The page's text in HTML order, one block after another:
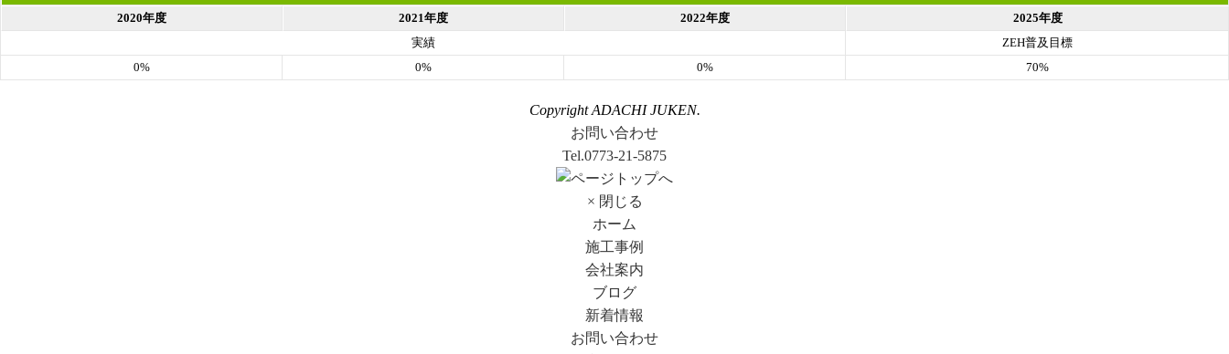
2020年度
2021年度 2022年度
2025年度
実績
ZEH普及目標
0%
0% 0% 70%
Copyright ADACHI JUKEN.
お問い合わせ
Tel.0773-21-5875
× 閉じる
ホーム
施工事例
会社案内
ブログ
新着情報
お問い合わせ